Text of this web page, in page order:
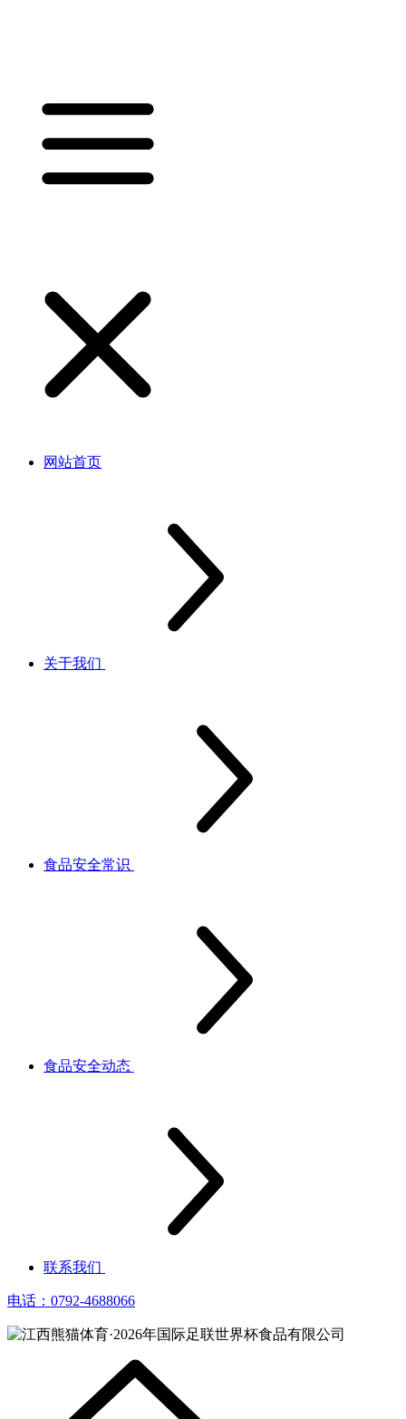
网站首页
关于我们
食品安全常识
食品安全动态
联系我们
电话：0792-4688066